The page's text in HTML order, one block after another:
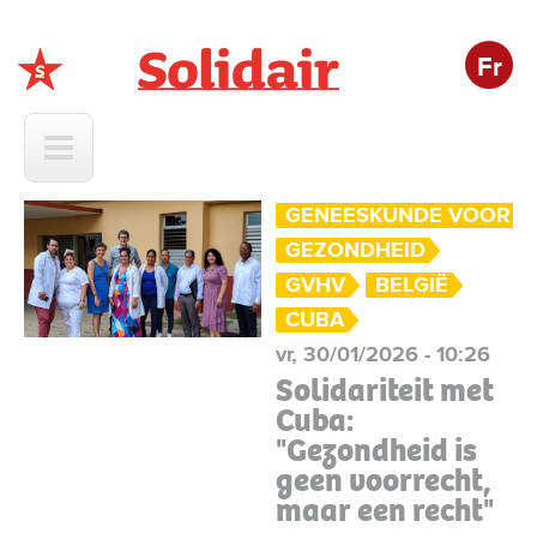
Fr
GENEESKUNDE VOOR
GEZONDHEID
GVHV
BELGIË
CUBA
vr, 30/01/2026 - 10:26
Solidariteit met
Cuba:
"Gezondheid is
geen voorrecht,
maar een recht"